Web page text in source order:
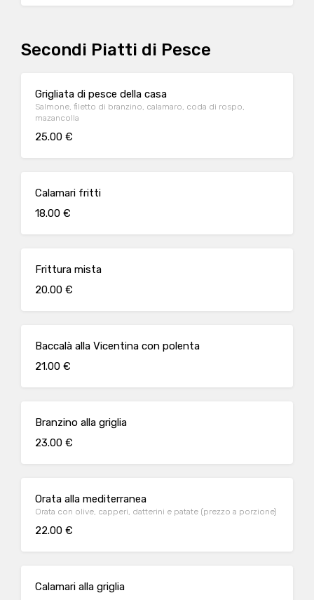
Secondi Piatti di Pesce
Grigliata di pesce della casa
Salmone, filetto di branzino, calamaro, coda di rospo,
mazancolla
25.00 €
Calamari fritti
18.00 €
Frittura mista
20.00 €
Baccalà alla Vicentina con polenta
21.00 €
Branzino alla griglia
23.00 €
Orata alla mediterranea
Orata con olive, capperi, datterini e patate (prezzo a porzione)
22.00 €
Calamari alla griglia